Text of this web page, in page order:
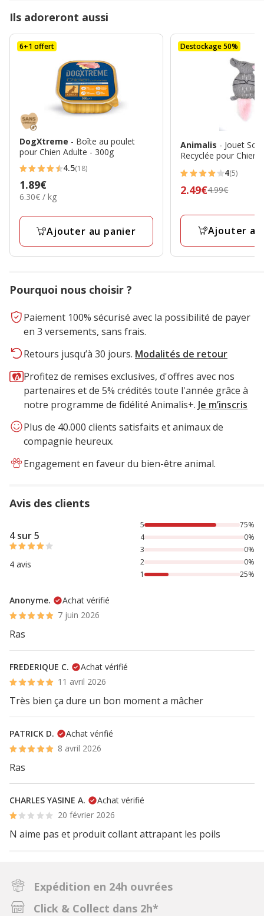
Ils adoreront aussi
6+1 offert
DogXtreme - Boîte au poulet
pour Chien Adulte - 300g
4.5
étoiles
avec
18
4.5(18)
Prix
1.89€
1.89€
6.30€
Kg
6.30€ / kg
Ajouter au panier
Destockage 50%
Animalis - Jouet
Recyclée pour
4
étoiles
5
4(5)
Prix
4.99€,
final
2.49€
2.49€4.99€
Ajouter
Pourquoi nous choisir ?
Paiement 100% sécurisé avec la possibilité de payer
en 3 versements, sans frais.
Retours jusqu’à 30 jours. Modalités de retour
Profitez de remises exclusives, d'offres avec nos
partenaires et de 5% crédités toute l'année grâce à
notre programme de fidélité Animalis+. Je m’inscris
Plus de 40.000 clients satisfaits et animaux de
compagnie heureux.
Engagement en faveur du bien-être animal.
Avis des clients
4 sur 5
4 avis
75% des personnes lont noté avec {1} étoiles, 25% des
5
75%
4
0%
3
0%
2
0%
1
25%
Anonyme.
Achat vérifié
7 juin 2026
Ras
FREDERIQUE C.
Achat vérifié
11 avril 2026
Très bien ça dure un bon moment a mâcher
PATRICK D.
Achat vérifié
8 avril 2026
Ras
CHARLES YASINE A.
Achat vérifié
20 février 2026
N aime pas et produit collant attrapant les poils
Expédition en 24h ouvrées
Click & Collect dans 2h*